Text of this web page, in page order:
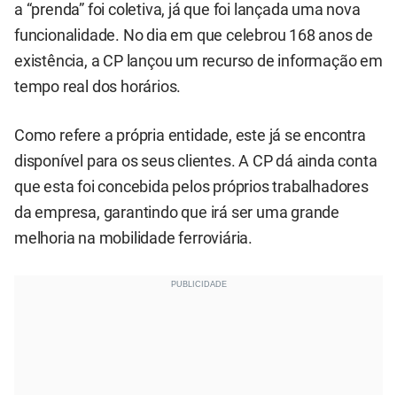
a “prenda” foi coletiva, já que foi lançada uma nova
funcionalidade. No dia em que celebrou 168 anos de
existência, a CP lançou um recurso de informação em
tempo real dos horários.
Como refere a própria entidade, este já se encontra
disponível para os seus clientes. A CP dá ainda conta
que esta foi concebida pelos próprios trabalhadores
da empresa, garantindo que irá ser uma grande
melhoria na mobilidade ferroviária.